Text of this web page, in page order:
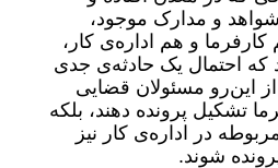
و مدارک موجود،
و هم اداره‌ی کار،
که احتمال یک حادثه‌ی جدی
این‌رو مسئولان قضایی
تشکیل پرونده دهند، بلکه
در اداره‌ی کار نیز
شوند.